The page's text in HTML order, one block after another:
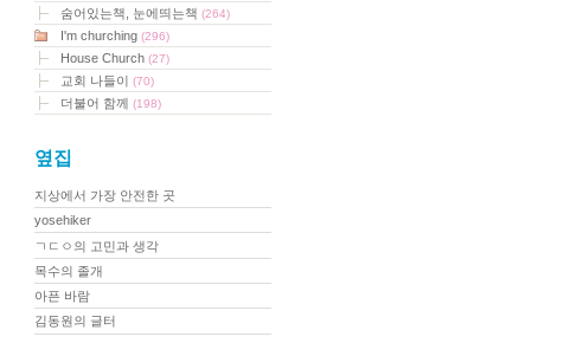
숨어있는책, 눈에띄는책 (264)
I'm churching (296)
House Church (27)
교회 나들이 (70)
더불어 함께 (198)
옆집
지상에서 가장 안전한 곳
yosehiker
ㄱㄷㅇ의 고민과 생각
목수의 졸개
아픈 바람
김동원의 글터